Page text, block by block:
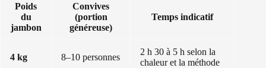
Poids
du
jambon
Convives
(portion
généreuse)
Temps indicatif
4 kg 8–10 personnes
2 h 30 à 5 h selon la
chaleur et la méthode